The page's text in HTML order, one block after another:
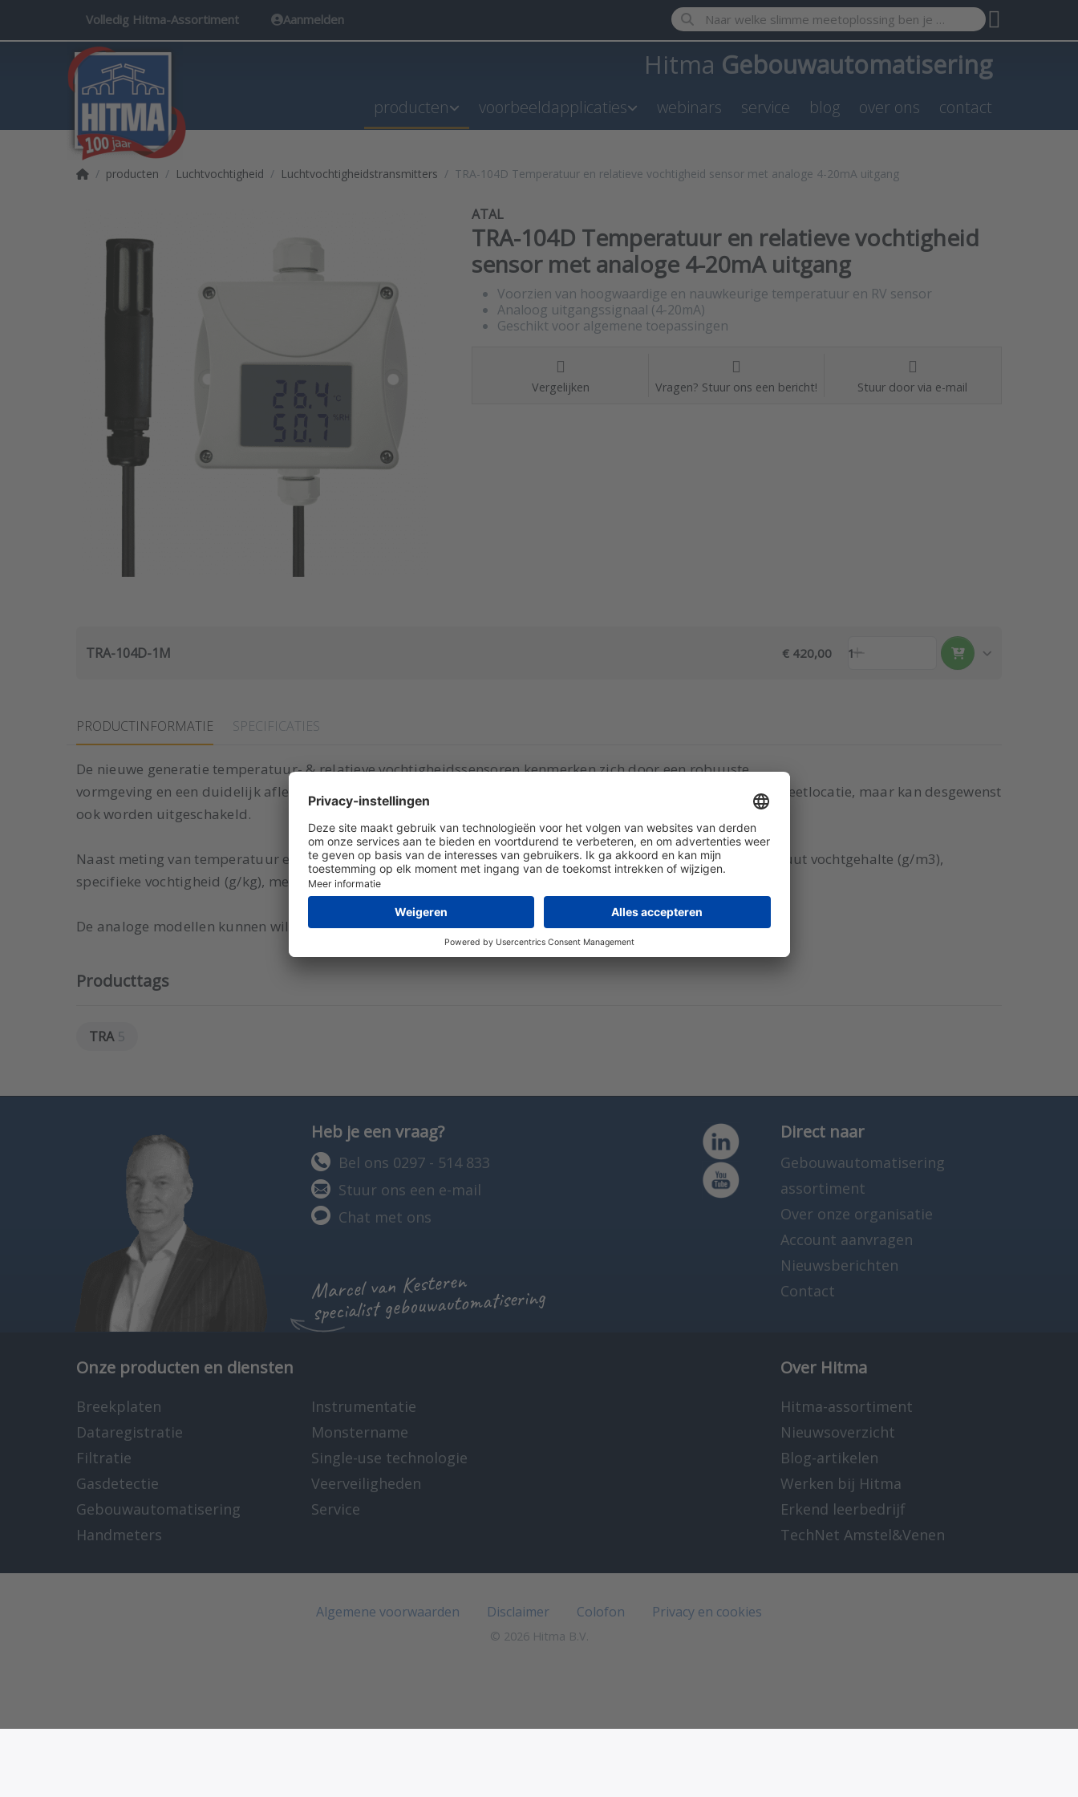
Volledig Hitma-Assortiment Aanmelden Enter a search term. Results will appear automatically as you type.
Hitma Gebouwautomatisering
producten voorbeeldapplicaties webinars service blog over ons contact
Startpagina
producten Luchtvochtigheid Luchtvochtigheidstransmitters TRA-104D Temperatuur en relatieve vochtigheid sensor met analoge 4-20mA uitgang
ATAL
TRA-104D Temperatuur en relatieve vochtigheid
sensor met analoge 4-20mA uitgang
Voorzien van hoogwaardige en nauwkeurige temperatuur en RV sensor
Analoog uitgangssignaal (4-20mA)
Geschikt voor algemene toepassingen
Vergelijken Vragen? Stuur ons een bericht! Stuur door via e-mail
TRA-104D-1M € 420,00 1
PRODUCTINFORMATIE SPECIFICATIES
De nieuwe generatie temperatuur- & relatieve vochtigheidssensoren kenmerken zich door een robuuste
vormgeving en een duidelijk afleesbaar LCD-scherm. Het LCD scherm verschaft extra gebruiksgemak op de meetlocatie, maar kan desgewenst
ook worden uitgeschakeld.
Naast meting van temperatuur en R.V. zijn de sensoren tevens geschikt voor meting van dauwpunt (°C), absoluut vochtgehalte (g/m3),
specifieke vochtigheid (g/kg), mengverhouding (g/kg) en enthalpie (kJ/kg).
De analoge modellen kunnen willekeurig maximaal 2 parameters als uitgang beschikbaar stellen.
Producttags
TRA 5
Heb je een vraag?
Bel ons 0297 - 514 833
Stuur ons een e-mail
Chat met ons
Marcel van Kesteren
specialist gebouwautomatisering
Direct naar
Gebouwautomatisering
assortiment
Over onze organisatie
Account aanvragen
Nieuwsberichten
Contact
Onze producten en diensten
Breekplaten
Dataregistratie
Filtratie
Gasdetectie
Gebouwautomatisering
Handmeters
Instrumentatie
Monstername
Single-use technologie
Veerveiligheden
Service
Over Hitma
Hitma-assortiment
Nieuwsoverzicht
Blog-artikelen
Werken bij Hitma
Erkend leerbedrijf
TechNet Amstel&Venen
Algemene voorwaarden Disclaimer Colofon Privacy en cookies
© 2026 Hitma B.V.